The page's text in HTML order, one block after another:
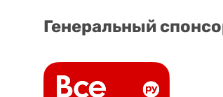
Генеральный